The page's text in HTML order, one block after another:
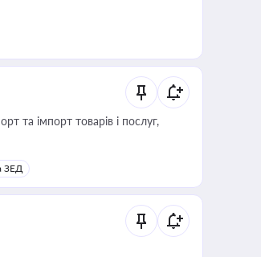
та імпорт товарів і послуг,
ЗЕД